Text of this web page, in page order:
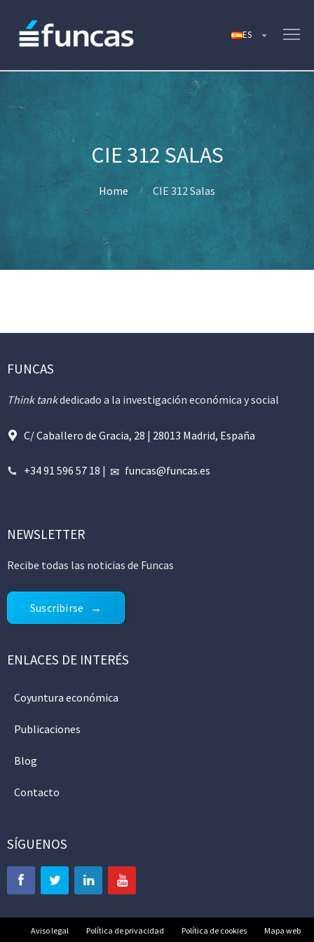
CIE 312 SALAS
Home CIE 312 Salas
FUNCAS
Think tankdedicado a la investigación económica y social
C/ Caballero de Gracia, 28 | 28013 Madrid, España
+34 91 596 57 18 | funcas@funcas.es
NEWSLETTER
Recibe todas las noticias de Funcas
Suscribirse
ENLACES DE INTERÉS
Coyuntura económica
Publicaciones
Blog
Contacto
SÍGUENOS
Aviso legal Política de privacidad Política de cookies Mapa web